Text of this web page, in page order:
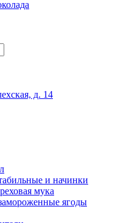
д. 14
и начинки
мука
ягоды